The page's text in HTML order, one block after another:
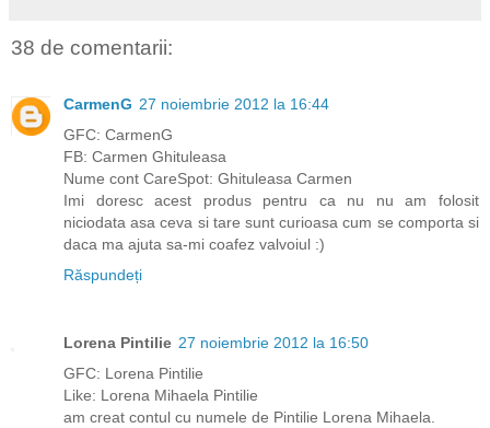
38 de comentarii:
CarmenG 27 noiembrie 2012 la 16:44
GFC: CarmenG
FB: Carmen Ghituleasa
Nume cont CareSpot: Ghituleasa Carmen
Imi doresc acest produs pentru ca nu nu am folosit
niciodata asa ceva si tare sunt curioasa cum se comporta si
daca ma ajuta sa-mi coafez valvoiul :)
Răspundeți
Lorena Pintilie 27 noiembrie 2012 la 16:50
GFC: Lorena Pintilie
Like: Lorena Mihaela Pintilie
am creat contul cu numele de Pintilie Lorena Mihaela.